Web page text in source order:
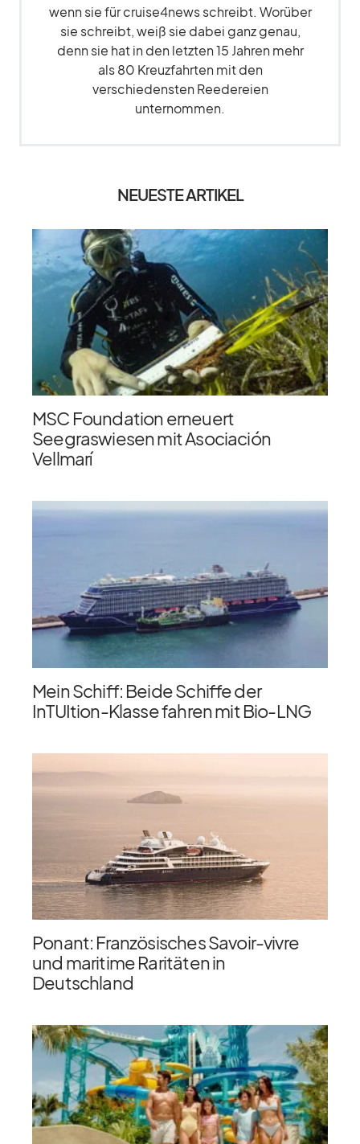
wenn sie für cruise4news schreibt. Worüber
sie schreibt, weiß sie dabei ganz genau,
denn sie hat in den letzten 15 Jahren mehr
als 80 Kreuzfahrten mit den
verschiedensten Reedereien
unternommen.
NEUESTE ARTIKEL
MSC Foundation erneuert
Seegraswiesen mit Asociación
Vellmarí
Mein Schiff: Beide Schiffe der
InTUItion-Klasse fahren mit Bio-LNG
Ponant: Französisches Savoir-vivre
und maritime Raritäten in
Deutschland